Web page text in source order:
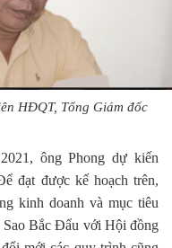
HĐQT, Tổng Giám đốc
ông Phong dự kiến
đạt được kế hoạch trên,
kinh doanh và mục tiêu
Bắc Đẩu với Hội đồng